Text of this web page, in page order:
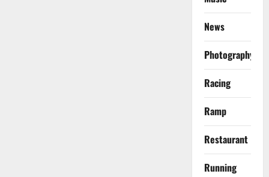
News
Photography
Racing
Ramp
Restaurant
Running